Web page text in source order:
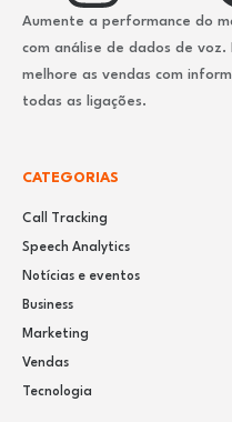
Aumente a performance do
com análise de dados de voz.
melhore as vendas com
todas as ligações.
CATEGORIAS
Call Tracking
Speech Analytics
Notícias e eventos
Business
Marketing
Vendas
Tecnologia